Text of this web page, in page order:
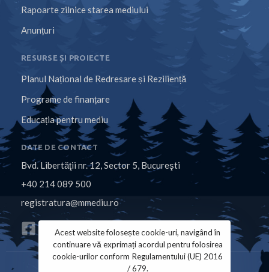
Rapoarte zilnice starea mediului
Anunțuri
RESURSE ȘI PROIECTE
Planul Național de Redresare și Reziliență
Programe de finanțare
Educația pentru mediu
DATE DE CONTACT
Bvd. Libertăţii nr. 12, Sector 5, Bucureşti
+40 214 089 500
registratura@mmediu.ro
Acest website folosește cookie-uri, navigând în
continuare vă exprimați acordul pentru folosirea
cookie-urilor conform Regulamentului (UE) 2016
/ 679.